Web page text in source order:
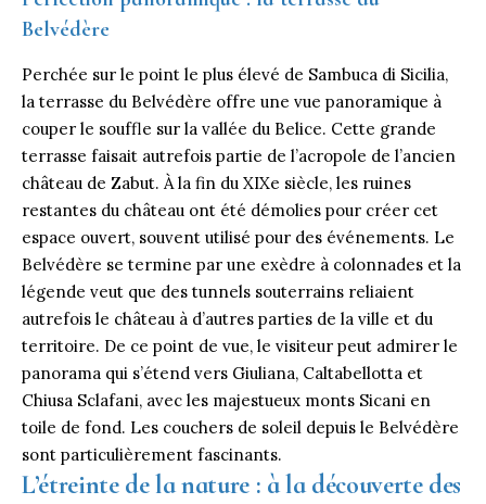
Belvédère
Perchée sur le point le plus élevé de Sambuca di Sicilia,
la terrasse du Belvédère offre une vue panoramique à
couper le souffle sur la vallée du Belice. Cette grande
terrasse faisait autrefois partie de l’acropole de l’ancien
château de Zabut. À la fin du XIXe siècle, les ruines
restantes du château ont été démolies pour créer cet
espace ouvert, souvent utilisé pour des événements. Le
Belvédère se termine par une exèdre à colonnades et la
légende veut que des tunnels souterrains reliaient
autrefois le château à d’autres parties de la ville et du
territoire. De ce point de vue, le visiteur peut admirer le
panorama qui s’étend vers Giuliana, Caltabellotta et
Chiusa Sclafani, avec les majestueux monts Sicani en
toile de fond. Les couchers de soleil depuis le Belvédère
sont particulièrement fascinants.
L’étreinte de la nature : à la découverte des